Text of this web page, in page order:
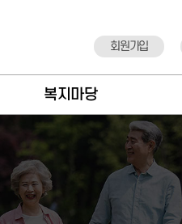
회원가입
복지마당
공지사항
언론보도
복지자료실